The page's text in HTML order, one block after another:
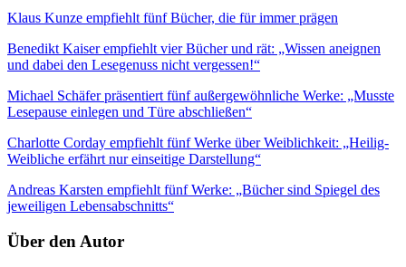
Klaus Kunze empfiehlt fünf Bücher, die für immer prägen
Benedikt Kaiser empfiehlt vier Bücher und rät: „Wissen aneignen
und dabei den Lesegenuss nicht vergessen!“
Michael Schäfer präsentiert fünf außergewöhnliche Werke: „Musste
Lesepause einlegen und Türe abschließen“
Charlotte Corday empfiehlt fünf Werke über Weiblichkeit: „Heilig-
Weibliche erfährt nur einseitige Darstellung“
Andreas Karsten empfiehlt fünf Werke: „Bücher sind Spiegel des
jeweiligen Lebensabschnitts“
Über den Autor